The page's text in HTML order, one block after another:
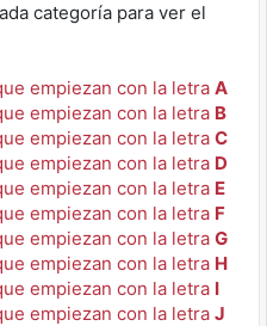
categoría para ver el
empiezan con la letra A
empiezan con la letra B
empiezan con la letra C
empiezan con la letra D
empiezan con la letra E
empiezan con la letra F
empiezan con la letra G
empiezan con la letra H
empiezan con la letra I
empiezan con la letra J